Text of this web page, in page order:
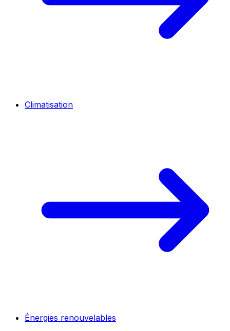
Climatisation
Énergies renouvelables